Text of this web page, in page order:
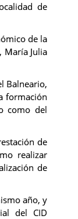
de
de la
María Julia
Balneario,
formación
como del
de
realizar
de
año, y
del CID